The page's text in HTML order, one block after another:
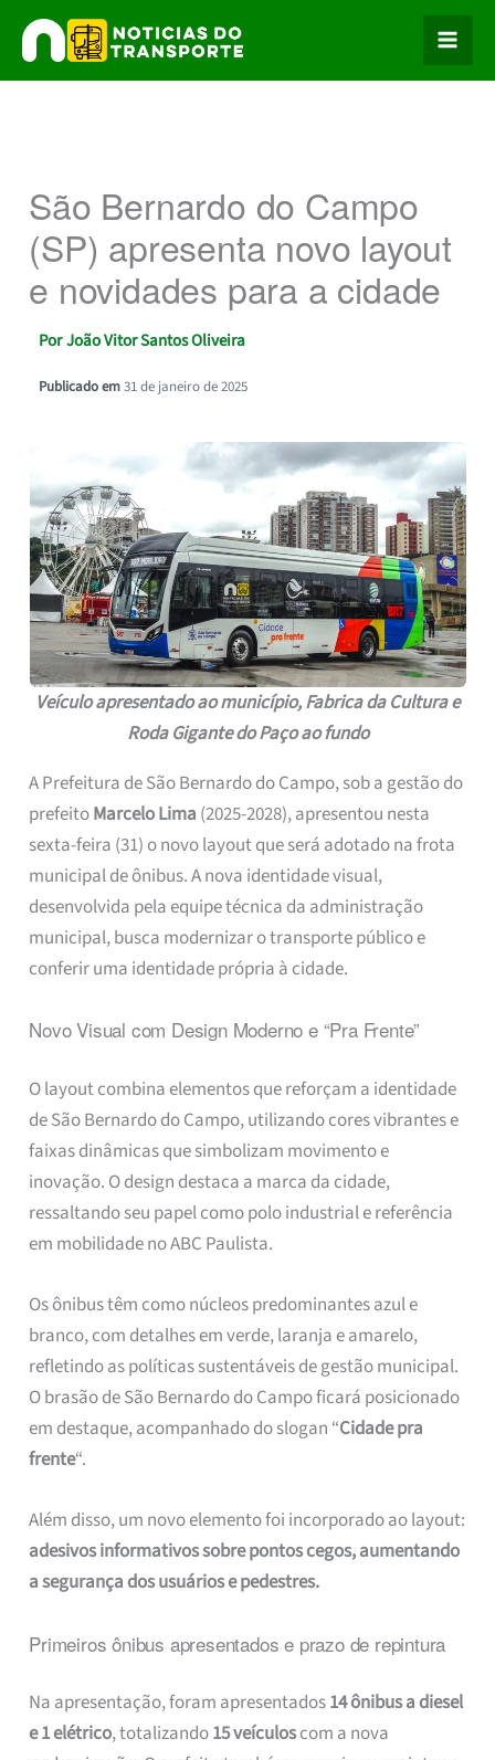
para
o
São Bernardo do Campo
(SP) apresenta novo layout
e novidades para a cidade
PorJoão Vitor Santos Oliveira
Publicado em31 de janeiro de 2025
Veículo apresentado ao município, Fabrica da Cultura e
Roda Gigante do Paço ao fundo
A Prefeitura de São Bernardo do Campo, sob a gestão do
prefeitoMarcelo Lima (2025-2028), apresentou nesta
sexta-feira (31) o novo layout que será adotado na frota
municipal de ônibus. A nova identidade visual,
desenvolvida pela equipe técnica da administração
municipal, busca modernizar o transporte público e
conferir uma identidade própria à cidade.
Novo Visual com Design Moderno e “Pra Frente”
O layout combina elementos que reforçam a identidade
de São Bernardo do Campo, utilizando cores vibrantes e
faixas dinâmicas que simbolizam movimento e
inovação. O design destaca a marca da cidade,
ressaltando seu papel como polo industrial e referência
em mobilidade no ABC Paulista.
Os ônibus têm como núcleos predominantes azul e
branco, com detalhes em verde, laranja e amarelo,
refletindo as políticas sustentáveis de gestão municipal.
O brasão de São Bernardo do Campo ficará posicionado
em destaque, acompanhado do slogan “Cidade pra
frente“.
Além disso, um novo elemento foi incorporado ao layout:
adesivos informativos sobre pontos cegos, aumentando
a segurança dos usuários e pedestres.
Primeiros ônibus apresentados e prazo de repintura
Na apresentação, foram apresentados14 ônibus a diesel
e 1 elétrico, totalizando15 veículoscom a nova